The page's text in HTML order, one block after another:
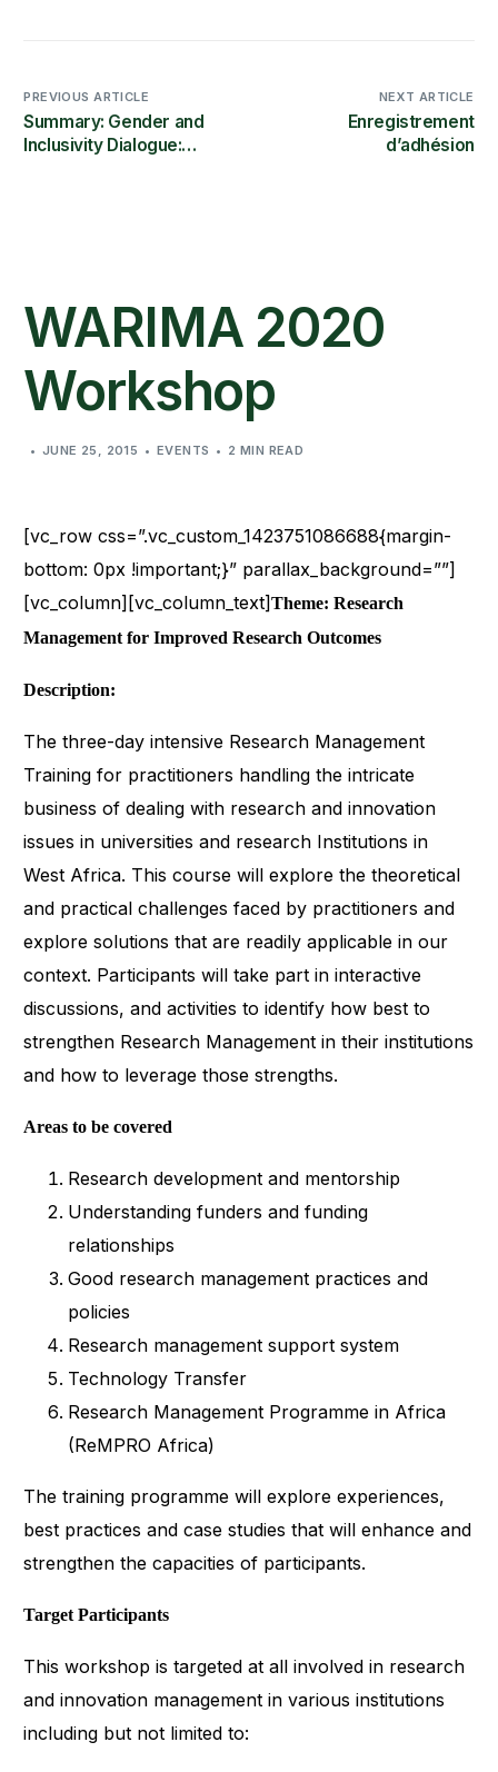
PREVIOUS ARTICLE
Summary: Gender and
Inclusivity Dialogue:
NEXT ARTICLE
Enregistrement
d’adhésion
WARIMA 2020
Workshop
JUNE 25, 2015 EVENTS 2 MIN READ
[vc_row css=”.vc_custom_1423751086688{margin-
bottom: 0px !important;}” parallax_background=””]
[vc_column][vc_column_text]Theme: Research
Management for Improved Research Outcomes
Description:
The three-day intensive Research Management
Training for practitioners handling the intricate
business of dealing with research and innovation
issues in universities and research Institutions in
West Africa. This course will explore the theoretical
and practical challenges faced by practitioners and
explore solutions that are readily applicable in our
context. Participants will take part in interactive
discussions, and activities to identify how best to
strengthen Research Management in their institutions
and how to leverage those strengths.
Areas to be covered
Research development and mentorship
Understanding funders and funding
relationships
Good research management practices and
policies
Research management support system
Technology Transfer
Research Management Programme in Africa
(ReMPRO Africa)
The training programme will explore experiences,
best practices and case studies that will enhance and
strengthen the capacities of participants.
Target Participants
This workshop is targeted at all involved in research
and innovation management in various institutions
including but not limited to: